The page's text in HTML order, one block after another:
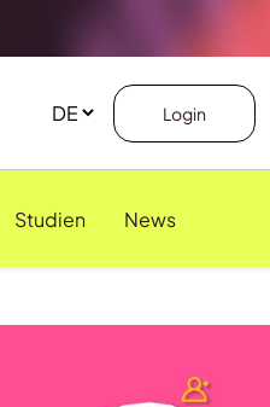
Login
Studien News